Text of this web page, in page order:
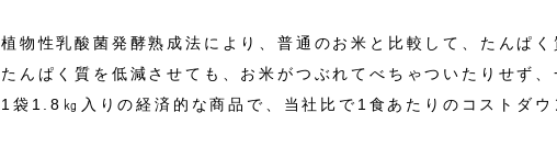
植物性乳酸菌発酵熟成法により、普通のお米と比較して、たんぱ
たんぱく質を低減させても、お米がつぶれてべちゃついたりせず
1袋1.8㎏入りの経済的な商品で、当社比で1食あたりのコストダウ